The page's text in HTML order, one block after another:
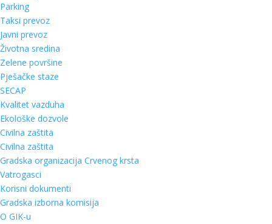
Parking
Taksi prevoz
Javni prevoz
Životna sredina
Zelene površine
Pješačke staze
SECAP
Kvalitet vazduha
Ekološke dozvole
Civilna zaštita
Civilna zaštita
Gradska organizacija Crvenog krsta
Vatrogasci
Korisni dokumenti
Gradska izborna komisija
O GIK-u